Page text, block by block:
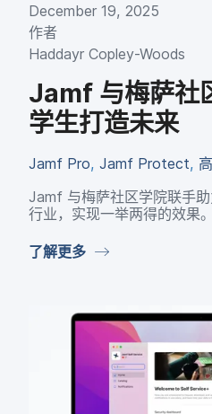
December 19, 2025
作者
Haddayr Copley-Woods
Jamf 与​梅萨社
学生​打造​未来
Jamf Pro, Jamf Protect,
Jamf 与​梅萨社区​学院​联手
行业，​实现​一​举​两​得​的​效果。
了解​更​多